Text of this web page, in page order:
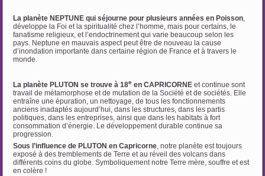
La planète NEPTUNE qui séjourne pour plusieurs années en Poisson,
développe la Foi et la spiritualité chez l’homme, mais pour certains, le
fanatisme religieux, et l’endoctrinement qui varie beaucoup selon les
pays. Neptune en mauvais aspect peut être de nouveau la cause
d’inondation importante dans certaine région de France et à travers le
monde.
La planète PLUTON se trouve à 18e en CAPRICORNEet continue sont
travail de métamorphose et de mutation de la Société et de sociétés. Elle
entraîne une épuration, un nettoyage, de tous les fonctionnements
anciens inadaptés aujourd’hui, dans les structures, dans les partis
politiques, dans les entreprises, ainsi que dans les habitats à fort
consommation d’énergie. Le développement durable continue sa
progression.
Sous l’influence de PLUTON en Capricorne, notre planète est toujours
exposé à des tremblements de Terre et au réveil des volcans dans
différents coins du globe. Symboliquement notre Terre mère, souffre et est
en colère !